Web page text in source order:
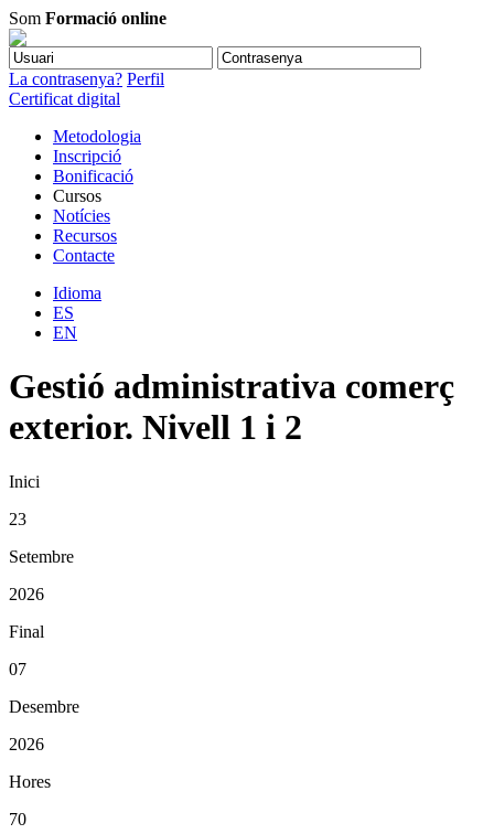
Som Formació online
La contrasenya? Perfil
Certificat digital
Metodologia
Inscripció
Bonificació
Cursos
Notícies
Recursos
Contacte
Idioma
ES
EN
Gestió administrativa comerç
exterior. Nivell 1 i 2
Inici
23
Setembre
2026
Final
07
Desembre
2026
Hores
70